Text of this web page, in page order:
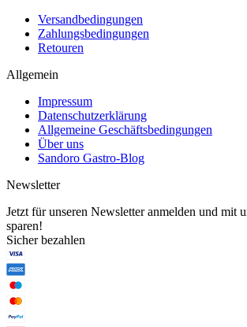
Versandbedingungen
Zahlungsbedingungen
Retouren
Allgemein
Impressum
Datenschutzerklärung
Allgemeine Geschäftsbedingungen
Über uns
Sandoro Gastro-Blog
Newsletter
Jetzt für unseren Newsletter anmelden und mit
sparen!
Sicher bezahlen